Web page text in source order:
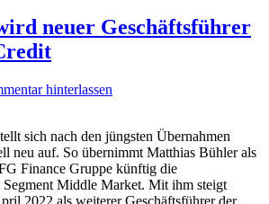
neuer Geschäftsführer
hinterlassen
sich nach den jüngsten Übernahmen
neu auf. So übernimmt Matthias Bühler als
Finance Gruppe künftig die
Middle Market. Mit ihm steigt
2022 als weiterer Geschäftsführer der